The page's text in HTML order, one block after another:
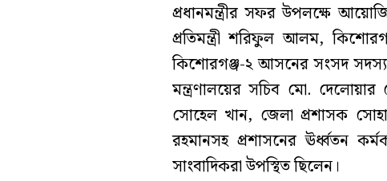
প্রধানমন্ত্রীর সফর উপলক্ষে
প্রতিমন্ত্রী শরিফুল আলম,
কিশোরগঞ্জ-২ আসনের সংসদ সদস্য
মন্ত্রণালয়ের সচিব মো.
সোহেল খান, জেলা প্রশাসক
রহমানসহ প্রশাসনের ঊর্ধ্বতন
সাংবাদিকরা উপস্থিত ছিলেন।